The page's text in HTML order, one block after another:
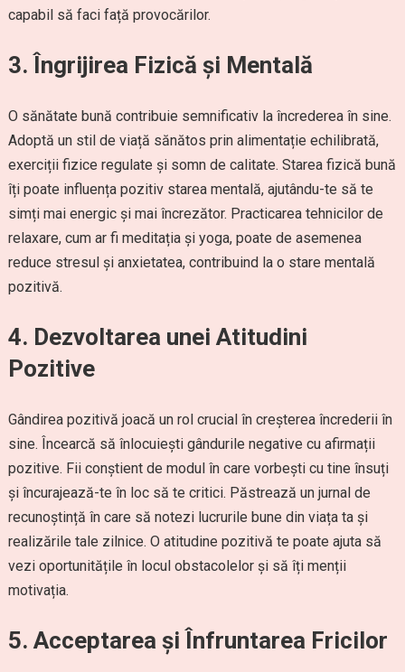
capabil să faci față provocărilor.
3. Îngrijirea Fizică și Mentală
O sănătate bună contribuie semnificativ la încrederea în sine.
Adoptă un stil de viață sănătos prin alimentație echilibrată,
exerciții fizice regulate și somn de calitate. Starea fizică bună
îți poate influența pozitiv starea mentală, ajutându-te să te
simți mai energic și mai încrezător. Practicarea tehnicilor de
relaxare, cum ar fi meditația și yoga, poate de asemenea
reduce stresul și anxietatea, contribuind la o stare mentală
pozitivă.
4. Dezvoltarea unei Atitudini
Pozitive
Gândirea pozitivă joacă un rol crucial în creșterea încrederii în
sine. Încearcă să înlocuiești gândurile negative cu afirmații
pozitive. Fii conștient de modul în care vorbești cu tine însuți
și încurajează-te în loc să te critici. Păstrează un jurnal de
recunoștință în care să notezi lucrurile bune din viața ta și
realizările tale zilnice. O atitudine pozitivă te poate ajuta să
vezi oportunitățile în locul obstacolelor și să îți menții
motivația.
5. Acceptarea și Înfruntarea Fricilor